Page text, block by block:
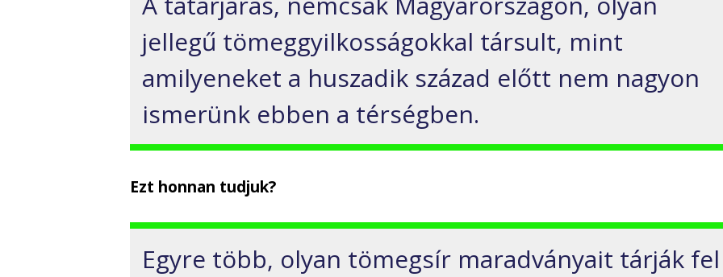
jellegű tömeggyilkosságokkal társult, mint
amilyeneket a huszadik század előtt nem nagyon
ismerünk ebben a térségben.
Ezt honnan tudjuk?
Egyre több, olyan tömegsír maradványait tárják fel